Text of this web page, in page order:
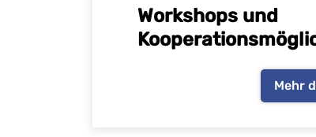
Workshops und
Mehr